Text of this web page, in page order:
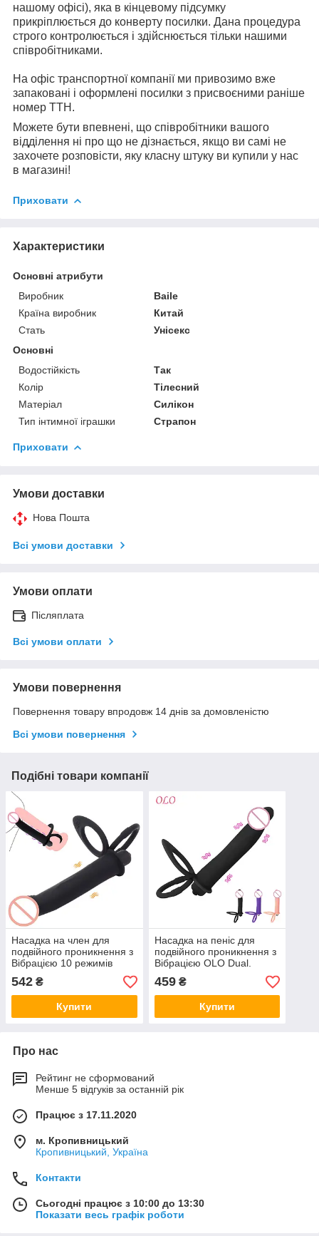
нашому офісі), яка в кінцевому підсумку
прикріплюється до конверту посилки. Дана процедура
строго контролюється і здійснюється тільки нашими
співробітниками.
На офіс транспортної компанії ми привозимо вже
запаковані і оформлені посилки з присвоєними раніше
номер ТТН.
Можете бути впевнені, що співробітники вашого
відділення ні про що не дізнається, якщо ви самі не
захочете розповісти, яку класну штуку ви купили у нас
в магазині!
Приховати
Характеристики
Основні атрибути
Виробник
Baile
Країна виробник
Китай
Стать
Унісекс
Основні
Водостійкість
Так
Колір
Тілесний
Матеріал
Силікон
Тип інтимної іграшки
Страпон
Приховати
Умови доставки
Нова Пошта
Всі умови доставки
Умови оплати
Післяплата
Всі умови оплати
Умови повернення
Повернення товару впродовж 14 днів за домовленістю
Всі умови повернення
Подібні товари компанії
Насадка на член для
подвійного проникнення з
Вібрацією 10 режимів
OLO. Анальний вібратор з
кільцем на пеніс
542 ₴
Купити
Насадка на пеніс для
подвійного проникнення з
Вібрацією OLO Dual.
Анальний вібратор з
кільцем на член
459₴
Купити
Про нас
Рейтинг не сформований
Менше 5 відгуків за останній рік
Працює з 17.11.2020
м. Кропивницький
Кропивницький, Україна
Контакти
Сьогодні працює з 10:00 до 13:30
Показати весь графік роботи